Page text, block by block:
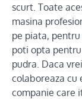
scurt. Toate
masina
pe piata,
poti opta pentru
pudra. Daca
colaboreaza cu
companie care